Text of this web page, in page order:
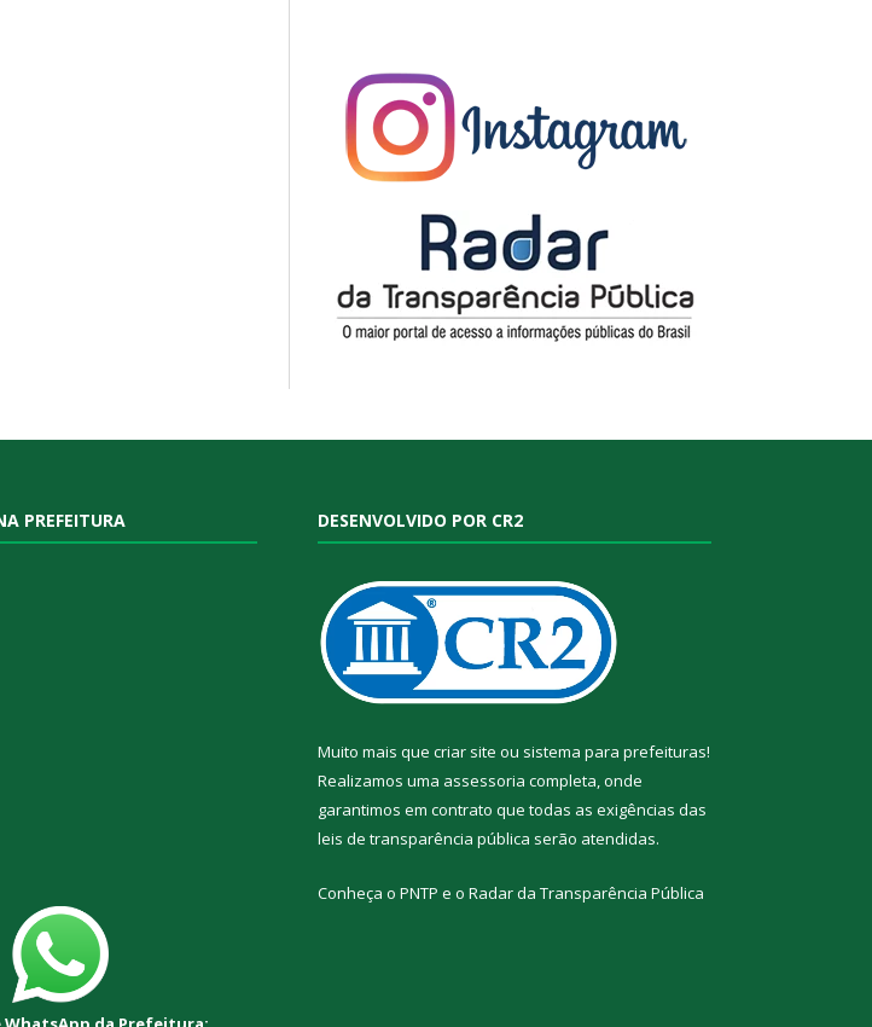
PREFEITURA DESENVOLVIDO POR CR2
Muito mais que criar site ou sistema para prefeituras!
Realizamos uma assessoria completa, onde
garantimos em contrato que todas as exigências das
leis de transparência pública serão atendidas.
Conheça o PNTP e o Radar da Transparência Pública